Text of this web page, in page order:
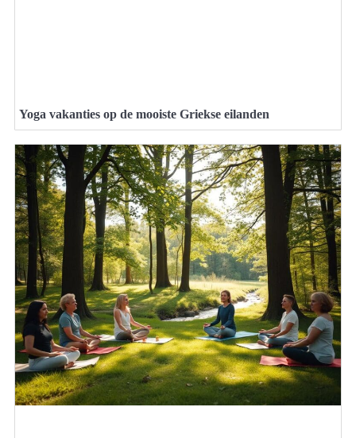
Yoga vakanties op de mooiste Griekse eilanden